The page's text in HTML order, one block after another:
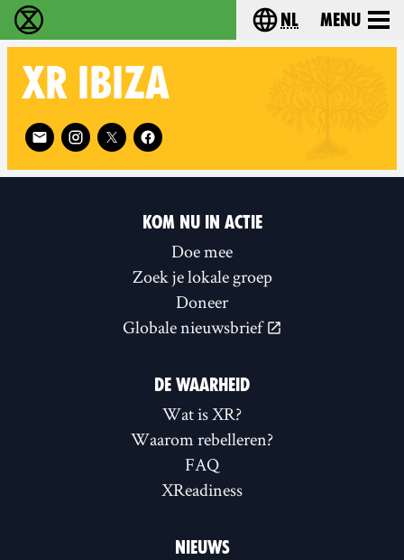
Extinction Rebellion - Home Choose your
nl Menu
XR IBIZA
Follow XR Ibiza on
KOM NU IN ACTIE
Doe mee
Zoek je lokale groep
Doneer
Globale nieuwsbrief
DE WAARHEID
Wat is XR?
Waarom rebelleren?
FAQ
XReadiness
NIEUWS